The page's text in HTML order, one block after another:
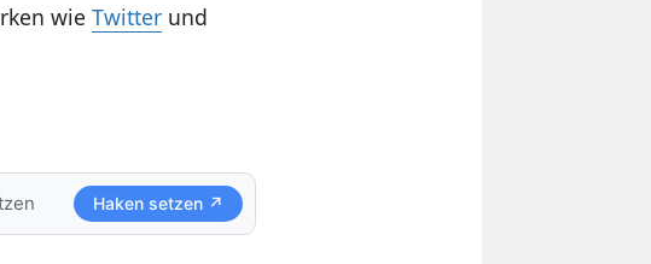
wie Twitterund
Haken setzen ↗